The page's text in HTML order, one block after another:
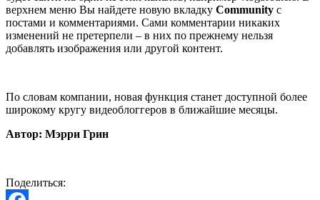
верхнем меню Вы найдете новую вкладку Community с
постами и комментариями. Сами комментарии никаких
изменений не претерпели – в них по прежнему нельзя
добавлять изображения или другой контент.
По словам компании, новая функция станет доступной более
широкому кругу видеоблоггеров в ближайшие месяцы.
Автор: Мэрри Грин
Поделиться: